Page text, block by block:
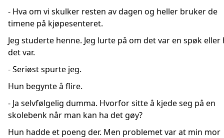
- Hva om vi skulker resten av dagen og heller bruker de
timene på kjøpesenteret.
Jeg studerte henne. Jeg lurte på om det var en spøk eller
det var.
- Seriøst spurte jeg.
Hun begynte å flire.
- Ja selvfølgelig dumma. Hvorfor sitte å kjede seg på en
skolebenk når man kan ha det gøy?
Hun hadde et poeng der. Men problemet var at min mor